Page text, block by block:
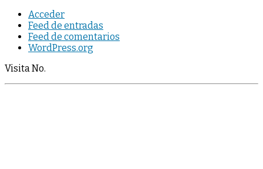
Acceder
Feed de entradas
Feed de comentarios
WordPress.org
Visita No.